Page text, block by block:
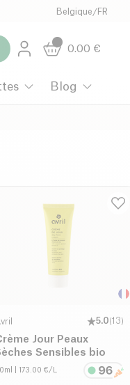
Belgique /FR
0.00 €
Blog
5.0(13)
Jour Peaux
Sensibles bio
| 173.00 €/L